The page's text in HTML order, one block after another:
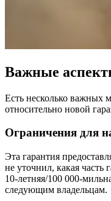
Важные
Есть несколько важных
относительно новой
Ограничения для
Эта гарантия
не уточнил, какая часть
10-летняя/100 000-
следующим владельцам.